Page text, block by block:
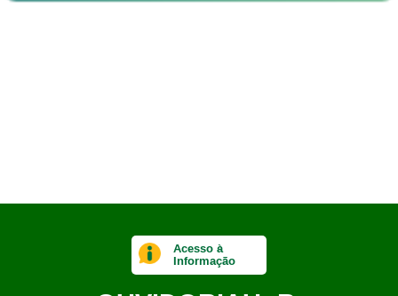
Acesso à
Informação